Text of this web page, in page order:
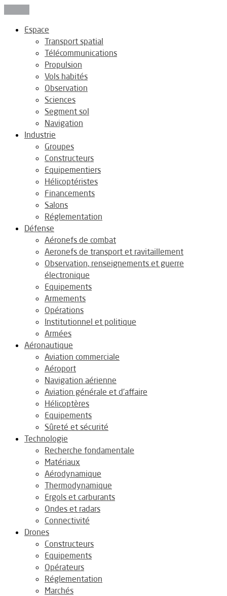
Espace
Transport spatial
Télécommunications
Propulsion
Vols habités
Observation
Sciences
Segment sol
Navigation
Industrie
Groupes
Constructeurs
Equipementiers
Hélicoptéristes
Financements
Salons
Réglementation
Défense
Aéronefs de combat
Aeronefs de transport et ravitaillement
Observation, renseignements et guerre
électronique
Equipements
Armements
Opérations
Institutionnel et politique
Armées
Aéronautique
Aviation commerciale
Aéroport
Navigation aérienne
Aviation générale et d’affaire
Hélicoptères
Equipements
Sûreté et sécurité
Technologie
Recherche fondamentale
Matériaux
Aérodynamique
Thermodynamique
Ergols et carburants
Ondes et radars
Connectivité
Drones
Constructeurs
Equipements
Opérateurs
Réglementation
Marchés